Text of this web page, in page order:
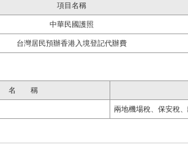
項目名稱
中華民國護照
台灣居民預辦香港入境登記代辦費
名 稱
兩地機場稅、保安稅